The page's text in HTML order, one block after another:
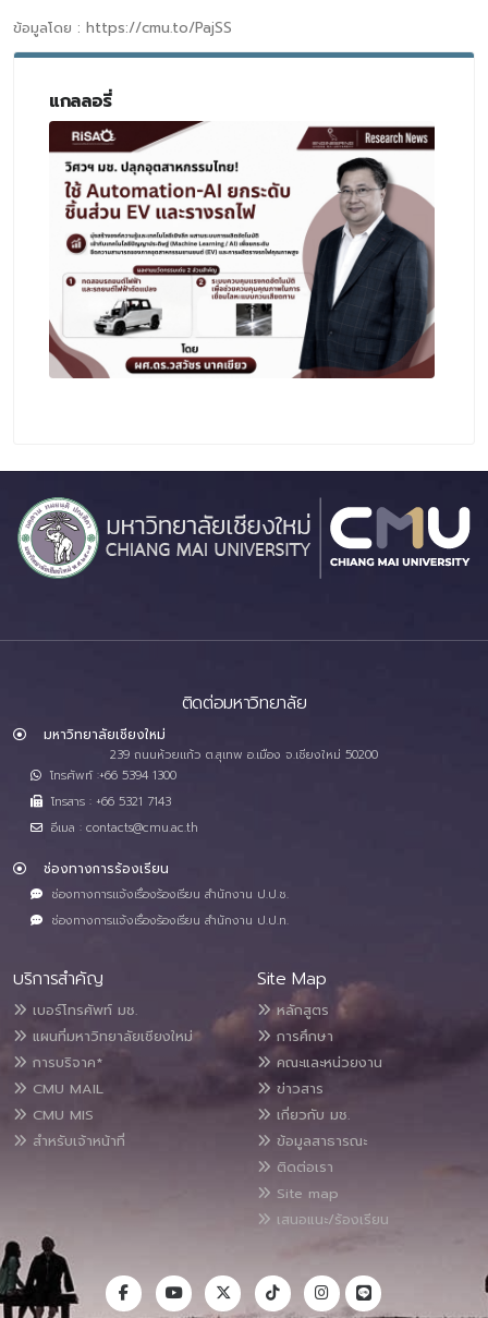
ข้อมูลโดย : https://cmu.to/PajSS
แกลลอรี่
ติดต่อมหาวิทยาลัย
มหาวิทยาลัยเชียงใหม่
239 ถนนห้วยแก้ว ต.สุเทพ อ.เมือง จ.เชียงใหม่ 50200
โทรศัพท์ :+66 5394 1300
โทรสาร : +66 5321 7143
อีเมล : contacts@cmu.ac.th
ช่องทางการร้องเรียน
ช่องทางการแจ้งเรื่องร้องเรียน สำนักงาน ป.ป.ช.
ช่องทางการแจ้งเรื่องร้องเรียน สำนักงาน ป.ป.ท.
บริการสำคัญ
เบอร์โทรศัพท์ มช.
แผนที่มหาวิทยาลัยเชียงใหม่
การบริจาค*
CMU MAIL
CMU MIS
สำหรับเจ้าหน้าที่
Site Map
หลักสูตร
การศึกษา
คณะและหน่วยงาน
ข่าวสาร
เกี่ยวกับ มช.
ข้อมูลสาธารณะ
ติดต่อเรา
Site map
เสนอแนะ/ร้องเรียน